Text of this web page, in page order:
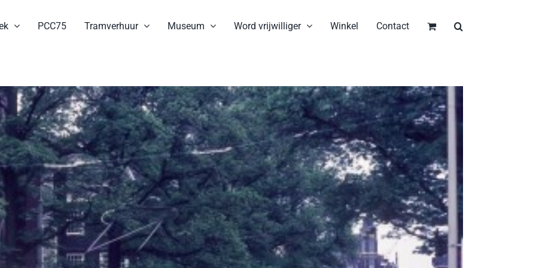
PCC75 Tramverhuur Museum Word vrijwilliger Winkel Contact